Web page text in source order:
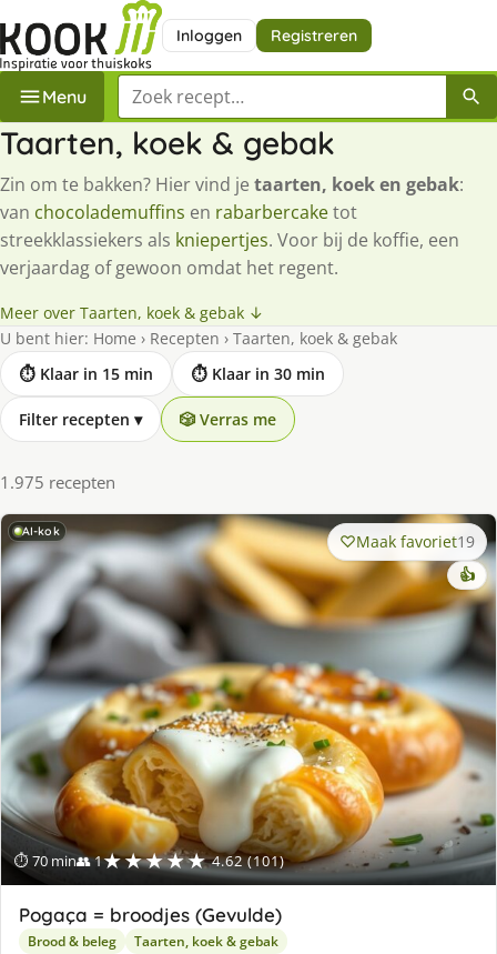
Inloggen Registreren
Menu Zoek een recept
Taarten, koek & gebak
Zin om te bakken? Hier vind je taarten, koek en gebak:
van chocolademuffins en rabarbercaketot
streekklassiekers als kniepertjes. Voor bij de koffie, een
verjaardag of gewoon omdat het regent.
Meer over Taarten, koek & gebak ↓
U bent hier: Home › Recepten › Taarten, koek & gebak
⏱ Klaar in 15 min
⏱ Klaar in 30 min
Filter recepten ▾ 🎲 Verras me
1.975 recepten
AI-kok
⏱ 70 min👥 1★★★★★ 4.62 (101)
Maak favoriet19
👍
Pogaça = broodjes (Gevulde)
Brood & beleg Taarten, koek & gebak